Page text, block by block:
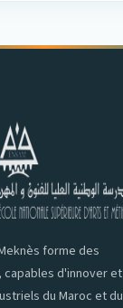
forme des
capables d'innover et
du Maroc et du